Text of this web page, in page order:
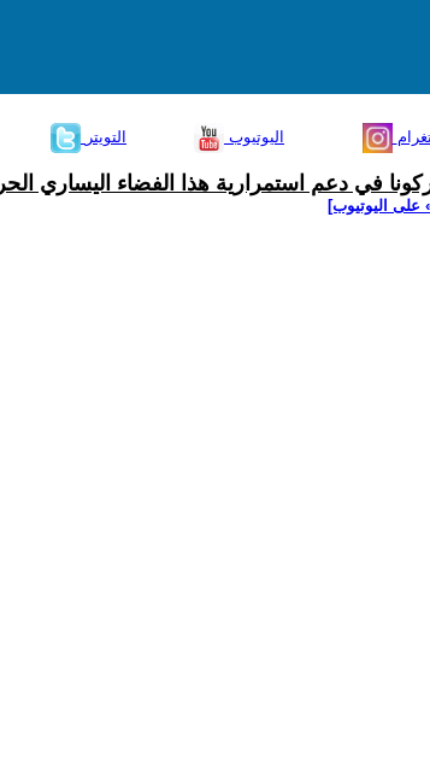
التويتر اليوتيوب
في دعم استمرارية هذا الفضاء اليساري الحر
على اليوتيوب]